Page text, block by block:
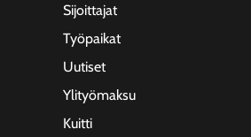
Sijoittajat
Työpaikat
Uutiset
Ylityömaksu
Kuitti